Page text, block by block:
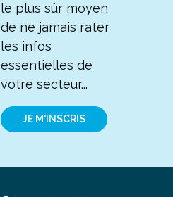
le plus sûr moyen
de ne jamais rater
les infos
essentielles de
votre secteur...
JE M'INSCRIS